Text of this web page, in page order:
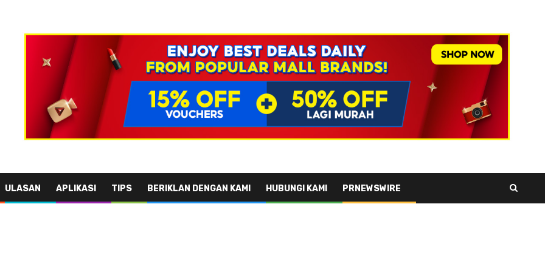
ULASAN APLIKASI TIPS BERIKLAN DENGAN KAMI HUBUNGI KAMI PRNEWSWIRE